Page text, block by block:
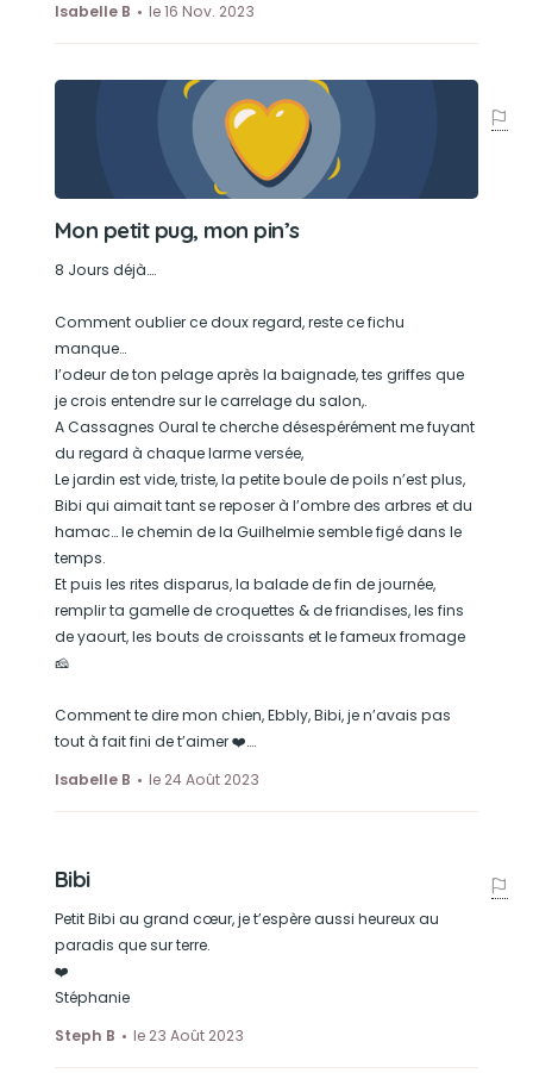
Isabelle B le 16 Nov. 2023
Mon petit pug, mon pin’s
8 Jours déjà….
Comment oublier ce doux regard, reste ce fichu
manque…
l’odeur de ton pelage après la baignade, tes griffes que
je crois entendre sur le carrelage du salon,.
A Cassagnes Oural te cherche désespérément me fuyant
du regard à chaque larme versée,
Le jardin est vide, triste, la petite boule de poils n’est plus,
Bibi qui aimait tant se reposer à l’ombre des arbres et du
hamac… le chemin de la Guilhelmie semble figé dans le
temps.
Et puis les rites disparus, la balade de fin de journée,
remplir ta gamelle de croquettes & de friandises, les fins
de yaourt, les bouts de croissants et le fameux fromage
🧀
Comment te dire mon chien, Ebbly, Bibi, je n’avais pas
tout à fait fini de t’aimer ❤️….
Isabelle B
le 24 Août 2023
Bibi
Petit Bibi au grand cœur, je t’espère aussi heureux au
paradis que sur terre.
❤️
Stéphanie
Steph B
le 23 Août 2023